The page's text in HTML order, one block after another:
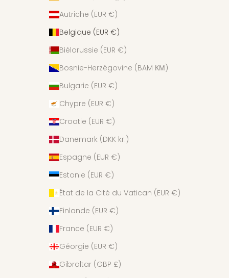
Autriche (EUR €)
Belgique (EUR €)
Biélorussie (EUR €)
Bosnie-Herzégovine (BAM КМ)
Bulgarie (EUR €)
Chypre (EUR €)
Croatie (EUR €)
Danemark (DKK kr.)
Espagne (EUR €)
Estonie (EUR €)
État de la Cité du Vatican (EUR €)
Finlande (EUR €)
France (EUR €)
Géorgie (EUR €)
Gibraltar (GBP £)